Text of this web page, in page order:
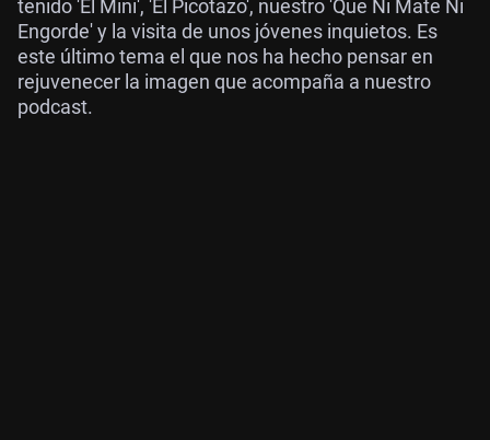
tenido 'El Mini', 'El Picotazo', nuestro 'Que Ni Mate Ni
Engorde' y la visita de unos jóvenes inquietos. Es
este último tema el que nos ha hecho pensar en
rejuvenecer la imagen que acompaña a nuestro
podcast.